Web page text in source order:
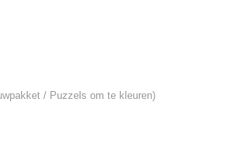
/ Puzzels om te kleuren)